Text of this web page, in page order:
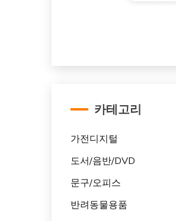
카테고리
가전디지털
도서/음반/DVD
문구/오피스
반려동물용품